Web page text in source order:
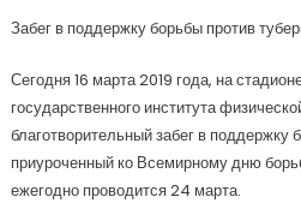
Забег в поддержку борьбы против
Сегодня 16 марта 2019 года, на
государственного института
благотворительный забег в поддержку
приуроченный ко Всемирному дню
ежегодно проводится 24 марта.